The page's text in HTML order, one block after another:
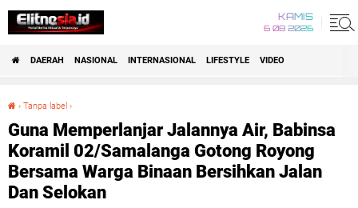
KAMIS
6 08 2026
DAERAH NASIONAL INTERNASIONAL LIFESTYLE VIDEO
› Tanpa label ›
Guna Memperlanjar Jalannya Air, Babinsa
Koramil 02/Samalanga Gotong Royong
Bersama Warga Binaan Bersihkan Jalan
Dan Selokan